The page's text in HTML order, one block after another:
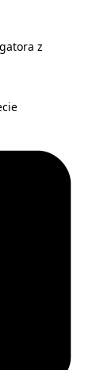
z